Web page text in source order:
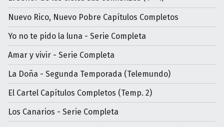
Nuevo Rico, Nuevo Pobre Capítulos Completos
Yo no te pido la luna - Serie Completa
Amar y vivir - Serie Completa
La Doña - Segunda Temporada (Telemundo)
El Cartel Capítulos Completos (Temp. 2)
Los Canarios - Serie Completa